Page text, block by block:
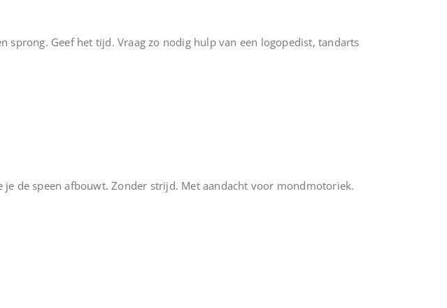
sprong. Geef het tijd. Vraag zo nodig hulp van een logopedist, tandarts
je de speen afbouwt. Zonder strijd. Met aandacht voor mondmotoriek.